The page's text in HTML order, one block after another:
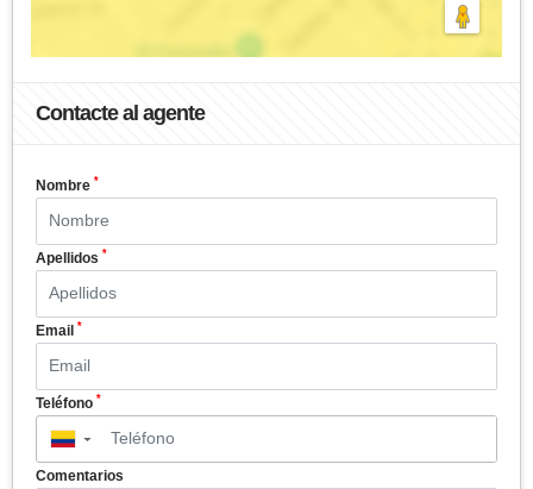
Contacte al agente
Nombre *
Apellidos *
Email *
Teléfono *
▼
Comentarios